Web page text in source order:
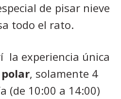
de pisar nieve
todo el rato.
la experiencia única
, solamente 4
(de 10:00 a 14:00)